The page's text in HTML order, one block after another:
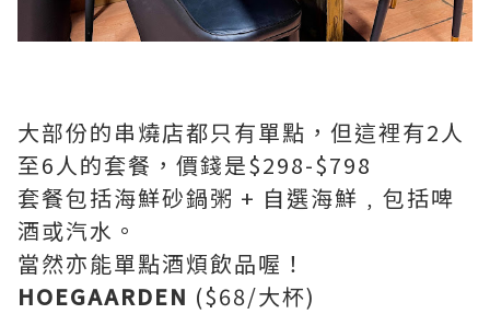
大部份的串燒店都只有單點，但這裡有2人
至6人的套餐，價錢是$298-$798
套餐包括海鮮砂鍋粥 + 自選海鮮﹐包括啤
酒或汽水。
當然亦能單點酒煩飲品喔！
HOEGAARDEN ($68/大杯)